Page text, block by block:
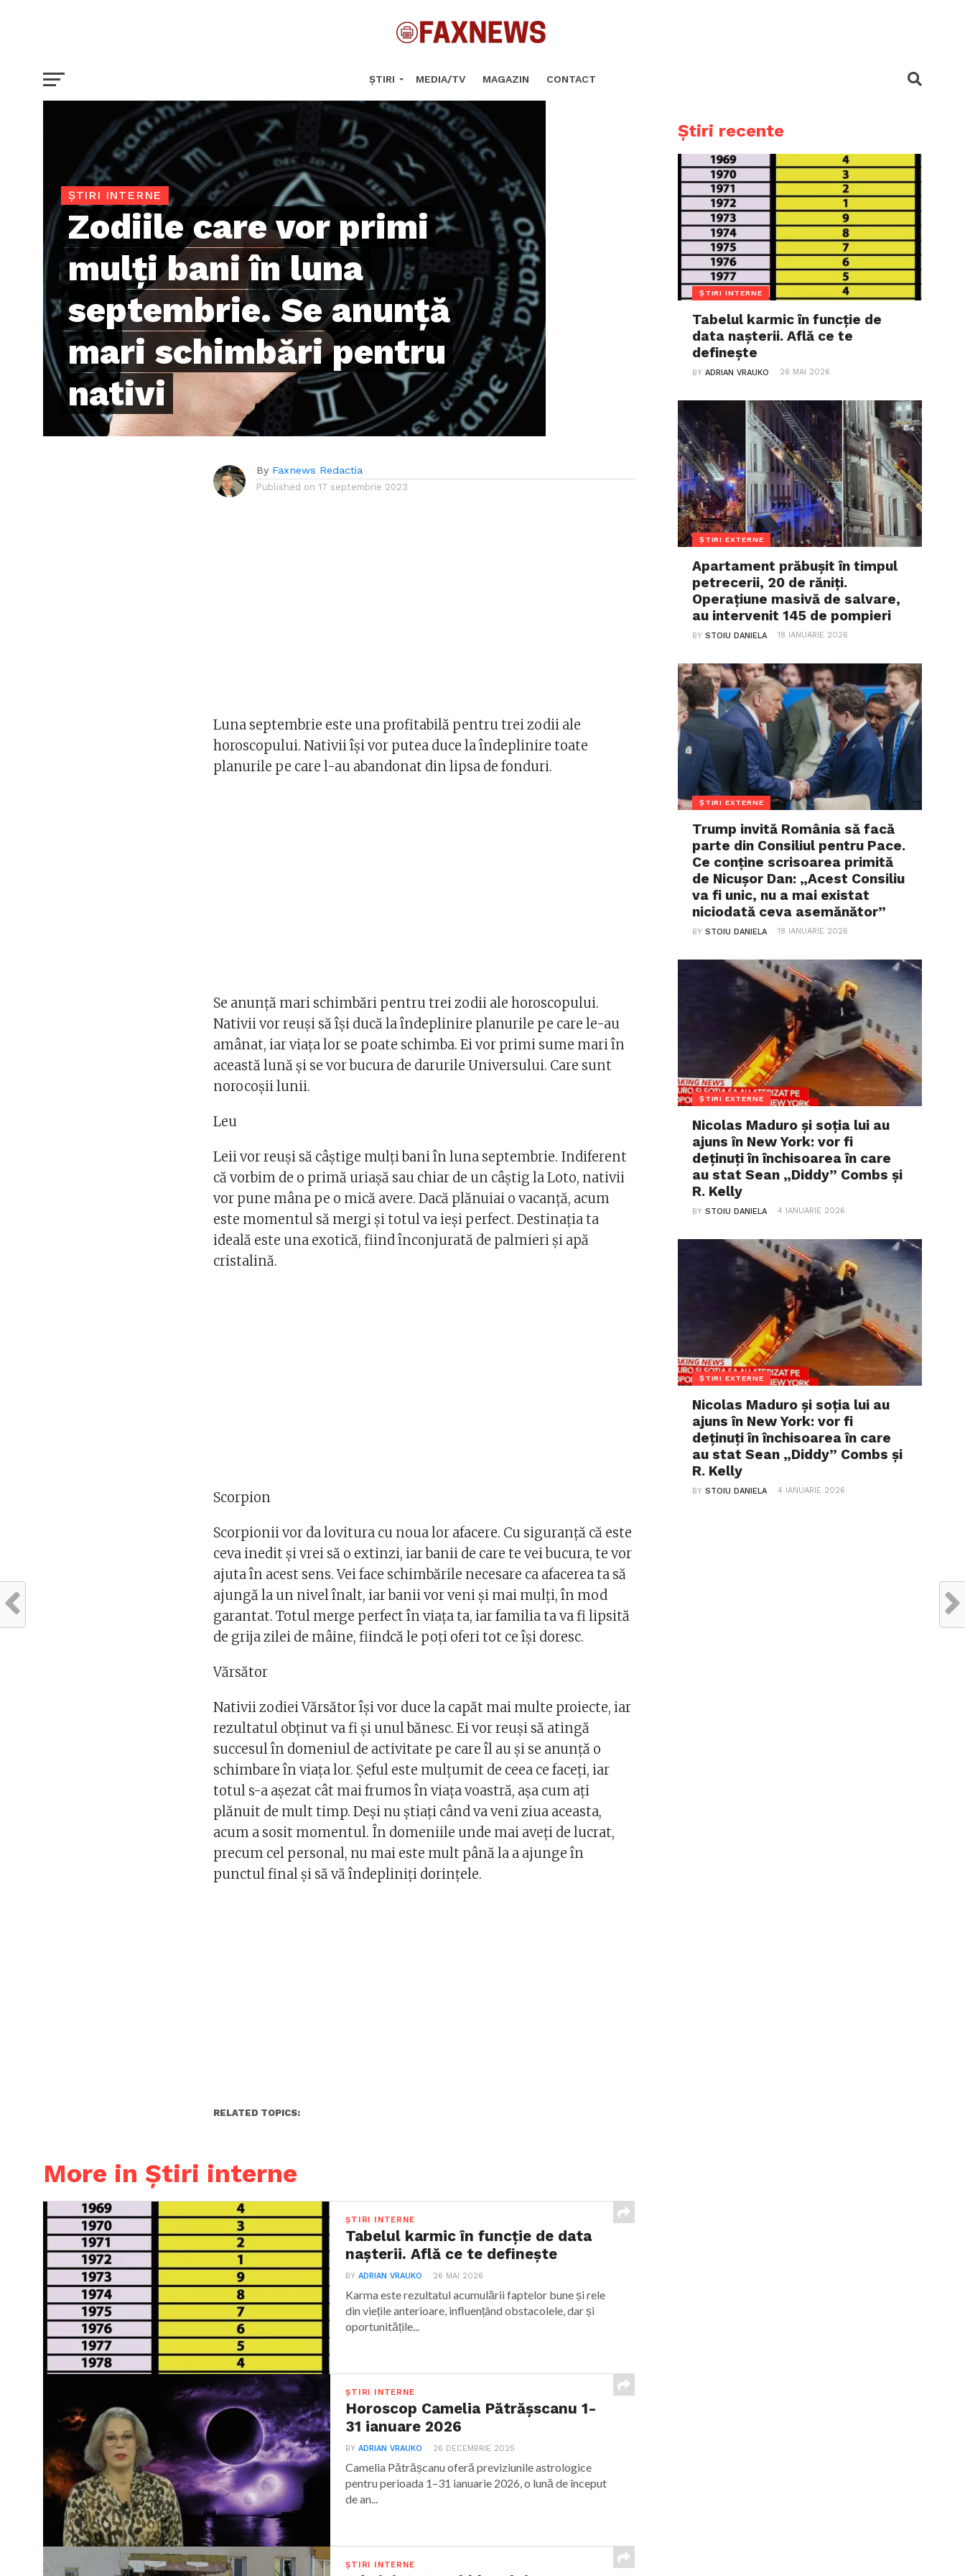
ȘTIRI MEDIA/TV MAGAZIN CONTACT
ȘTIRI INTERNE
Zodiile care vor primi
mulți bani în luna
septembrie. Se anunță
mari schimbări pentru
nativi
By Faxnews Redactia
Published on 17 septembrie 2023
Luna septembrie este una profitabilă pentru trei zodii ale
horoscopului. Nativii își vor putea duce la îndeplinire toate
planurile pe care l-au abandonat din lipsa de fonduri.
Se anunță mari schimbări pentru trei zodii ale horoscopului.
Nativii vor reuși să își ducă la îndeplinire planurile pe care le-au
amânat, iar viața lor se poate schimba. Ei vor primi sume mari în
această lună și se vor bucura de darurile Universului. Care sunt
norocoșii lunii.
Leu
Leii vor reuși să câștige mulți bani în luna septembrie. Indiferent
că vorbim de o primă uriașă sau chiar de un câștig la Loto, nativii
vor pune mâna pe o mică avere. Dacă plănuiai o vacanță, acum
este momentul să mergi și totul va ieși perfect. Destinația ta
ideală este una exotică, fiind înconjurată de palmieri și apă
cristalină.
Scorpion
Scorpionii vor da lovitura cu noua lor afacere. Cu siguranță că este
ceva inedit și vrei să o extinzi, iar banii de care te vei bucura, te vor
ajuta în acest sens. Vei face schimbările necesare ca afacerea ta să
ajungă la un nivel înalt, iar banii vor veni și mai mulți, în mod
garantat. Totul merge perfect în viața ta, iar familia ta va fi lipsită
de grija zilei de mâine, fiindcă le poți oferi tot ce își doresc.
Vărsător
Nativii zodiei Vărsător își vor duce la capăt mai multe proiecte, iar
rezultatul obținut va fi și unul bănesc. Ei vor reuși să atingă
succesul în domeniul de activitate pe care îl au și se anunță o
schimbare în viața lor. Șeful este mulțumit de ceea ce faceți, iar
totul s-a așezat cât mai frumos în viața voastră, așa cum ați
plănuit de mult timp. Deși nu știați când va veni ziua aceasta,
acum a sosit momentul. În domeniile unde mai aveți de lucrat,
precum cel personal, nu mai este mult până la a ajunge în
punctul final și să vă îndepliniți dorințele.
RELATED TOPICS:
More in Știri interne
ȘTIRI INTERNE
Tabelul karmic în funcție de data
nașterii. Află ce te definește
BYADRIAN VRAUKO 26 MAI 2026
Karma este rezultatul acumulării faptelor bune și rele
din viețile anterioare, influențând obstacolele, dar și
oportunitățile...
ȘTIRI INTERNE
Horoscop Camelia Pătrășscanu 1-
31 ianuare 2026
BYADRIAN VRAUKO 26 DECEMBRIE 2025
Camelia Pătrășcanu oferă previziunile astrologice
pentru perioada 1–31 ianuarie 2026, o lună de început
de an...
ȘTIRI INTERNE
Știri recente
ȘTIRI INTERNE
Tabelul karmic în funcție de
data nașterii. Află ce te
definește
BYADRIAN VRAUKO 26 MAI 2026
ȘTIRI EXTERNE
Apartament prăbușit în timpul
petrecerii, 20 de răniți.
Operațiune masivă de salvare,
au intervenit 145 de pompieri
BYSTOIU DANIELA 18 IANUARIE 2026
ȘTIRI EXTERNE
Trump invită România să facă
parte din Consiliul pentru Pace.
Ce conține scrisoarea primită
de Nicușor Dan: „Acest Consiliu
va fi unic, nu a mai existat
niciodată ceva asemănător”
BYSTOIU DANIELA 18 IANUARIE 2026
ȘTIRI EXTERNE
Nicolas Maduro și soția lui au
ajuns în New York: vor fi
deținuți în închisoarea în care
au stat Sean „Diddy” Combs și
R. Kelly
BYSTOIU DANIELA 4 IANUARIE 2026
ȘTIRI EXTERNE
Nicolas Maduro și soția lui au
ajuns în New York: vor fi
deținuți în închisoarea în care
au stat Sean „Diddy” Combs și
R. Kelly
BYSTOIU DANIELA 4 IANUARIE 2026